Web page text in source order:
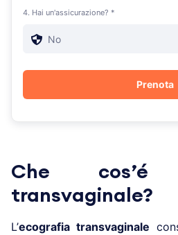
4. Hai un'assicurazione? *
Che cos’é
transvaginale?
L’ecografia transvaginale